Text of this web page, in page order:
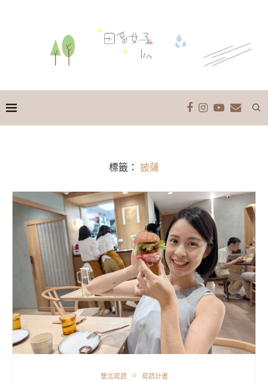
標籤： 披薩
雙北寫蔬 寫蔬計畫